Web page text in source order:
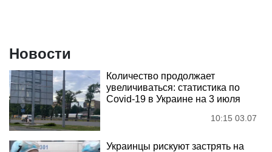
Новости
Количество продолжает
увеличиваться: статистика по
Covid-19 в Украине на 3 июля
10:15 03.07
Украинцы рискуют застрять на